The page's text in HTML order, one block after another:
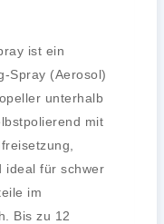
ist ein
Spray (Aerosol)
unterhalb
mit
ideal für schwer
im
Bis zu 12